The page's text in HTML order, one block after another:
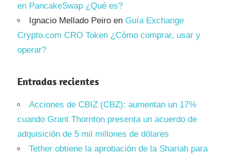
en PancakeSwap ¿Qué es?
Ignacio Mellado Peiro en Guía Exchange
Crypto.com CRO Token ¿Cómo comprar, usar y
operar?
Entradas recientes
Acciones de CBIZ (CBZ): aumentan un 17%
cuando Grant Thornton presenta un acuerdo de
adquisición de 5 mil millones de dólares
Tether obtiene la aprobación de la Shariah para